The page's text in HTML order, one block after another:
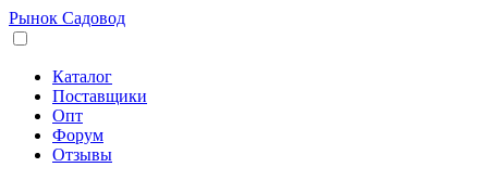
Рынок Садовод
Каталог
Поставщики
Опт
Форум
Отзывы